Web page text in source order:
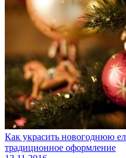
Как украсить новогоднюю
традиционное оформление